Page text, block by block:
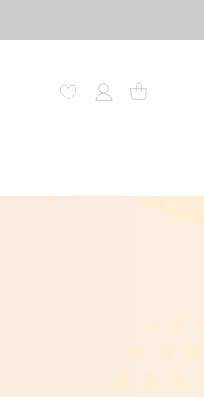
My Account
Carrello